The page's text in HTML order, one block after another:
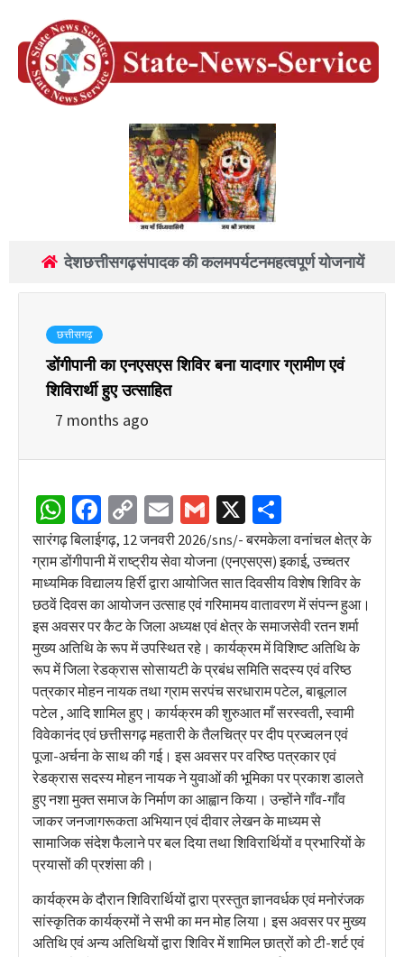
देशछत्तीसगढ़संपादक की कलमपर्यटनमहत्वपूर्ण योजनायें
छत्तीसगढ़
डोंगीपानी का एनएसएस शिविर बना यादगार ग्रामीण एवं
शिविरार्थी हुए उत्साहित
7 months ago
WhatsApp
Facebook
Copy
Link
EmailGmail
X
सारंगढ़ बिलाईगढ़, 12 जनवरी 2026/sns/- बरमकेला वनांचल क्षेत्र के
ग्राम डोंगीपानी में राष्ट्रीय सेवा योजना (एनएसएस) इकाई, उच्चतर
माध्यमिक विद्यालय हिर्री द्वारा आयोजित सात दिवसीय विशेष शिविर के
छठवें दिवस का आयोजन उत्साह एवं गरिमामय वातावरण में संपन्न हुआ।
इस अवसर पर कैट के जिला अध्यक्ष एवं क्षेत्र के समाजसेवी रतन शर्मा
मुख्य अतिथि के रूप में उपस्थित रहे। कार्यक्रम में विशिष्ट अतिथि के
रूप में जिला रेडक्रास सोसायटी के प्रबंध समिति सदस्य एवं वरिष्ठ
पत्रकार मोहन नायक तथा ग्राम सरपंच सरधाराम पटेल, बाबूलाल
पटेल , आदि शामिल हुए। कार्यक्रम की शुरुआत माँ सरस्वती, स्वामी
विवेकानंद एवं छत्तीसगढ़ महतारी के तैलचित्र पर दीप प्रज्वलन एवं
पूजा-अर्चना के साथ की गई। इस अवसर पर वरिष्ठ पत्रकार एवं
रेडक्रास सदस्य मोहन नायक ने युवाओं की भूमिका पर प्रकाश डालते
हुए नशा मुक्त समाज के निर्माण का आह्वान किया। उन्होंने गाँव-गाँव
जाकर जनजागरूकता अभियान एवं दीवार लेखन के माध्यम से
सामाजिक संदेश फैलाने पर बल दिया तथा शिविरार्थियों व प्रभारियों के
प्रयासों की प्रशंसा की।
कार्यक्रम के दौरान शिविरार्थियों द्वारा प्रस्तुत ज्ञानवर्धक एवं मनोरंजक
सांस्कृतिक कार्यक्रमों ने सभी का मन मोह लिया। इस अवसर पर मुख्य
अतिथि एवं अन्य अतिथियों द्वारा शिविर में शामिल छात्रों को टी-शर्ट एवं